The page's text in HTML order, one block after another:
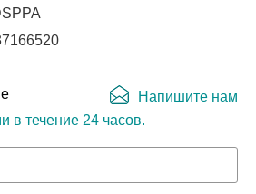
в течение 24 часов.
Напишите нам